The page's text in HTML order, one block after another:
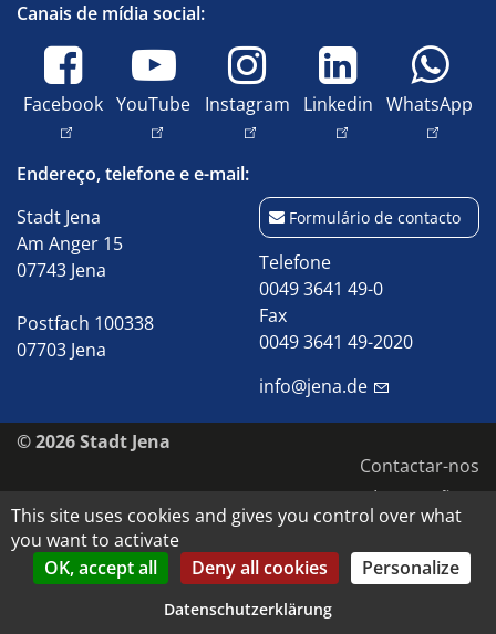
Canais de mídia social:
Facebook YouTube Instagram Linkedin WhatsApp
Endereço, telefone e e-mail:
Stadt Jena
Am Anger 15
07743 Jena
Postfach 100338
07703 Jena
Formulário de contacto
Telefone
0049 3641 49-0
Fax
0049 3641 49-2020
info@jena.de
© 2026 Stadt Jena
Contactar-nos
Impressão
Acessibilidade
Proteção de dados
Direitos de autor e de imagem
Datenschutz-Einstellungen anpassen
This site uses cookies and gives you control over what
you want to activate
OK, accept all
Deny all cookies Personalize
Datenschutzerklärung